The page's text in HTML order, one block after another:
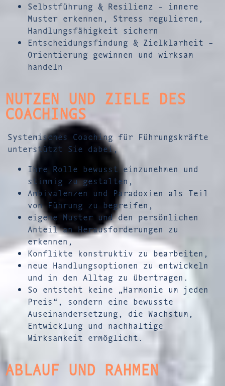
Selbstführung & Resilienz – innere
Muster erkennen, Stress regulieren,
Handlungsfähigkeit sichern
Entscheidungsfindung & Zielklarheit –
Orientierung gewinnen und wirksam
handeln
NUTZEN UND ZIELE DES
COACHINGS
Systemisches Coaching für Führungskräfte
unterstützt Sie dabei,
Ihre Rolle bewusst einzunehmen und
stimmig zu gestalten,
Ambivalenzen und Paradoxien als Teil
von Führung zu begreifen,
eigene Muster und den persönlichen
Anteil an Herausforderungen zu
erkennen,
Konflikte konstruktiv zu bearbeiten,
neue Handlungsoptionen zu entwickeln
und in den Alltag zu übertragen.
So entsteht keine „Harmonie um jeden
Preis“, sondern eine bewusste
Auseinandersetzung, die Wachstum,
Entwicklung und nachhaltige
Wirksamkeit ermöglicht.
ABLAUF UND RAHMEN